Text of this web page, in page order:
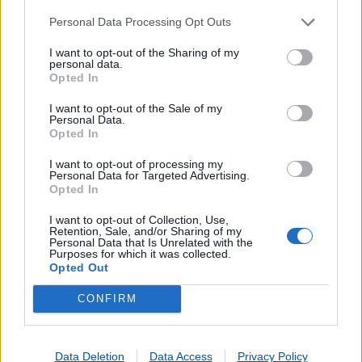
Personal Data Processing Opt Outs
I want to opt-out of the Sharing of my
personal data.
Opted In
I want to opt-out of the Sale of my
Personal Data.
Opted In
I want to opt-out of processing my
Personal Data for Targeted Advertising.
Opted In
I want to opt-out of Collection, Use,
Retention, Sale, and/or Sharing of my
Personal Data that Is Unrelated with the
Purposes for which it was collected.
Opted Out
CONFIRM
Data Deletion Data Access Privacy Policy
Lojas mais próximas
LORIGA(4.89 km)
VIDE (SEIA)(6.05 km)
SANDOMIL(6.67 km)
VILA COVA A COELHEIRA (SEIA)
(7.12 km)